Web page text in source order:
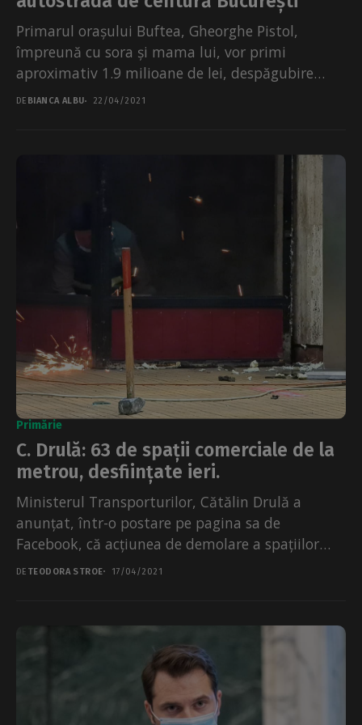
Primarul orașului Buftea, Gheorghe Pistol,
împreună cu sora și mama lui, vor primi
aproximativ 1.9 milioane de lei, despăgubire
pentru terenurile pe care...
DE BIANCA ALBU 22/04/2021
Primărie
C. Drulă: 63 de spații comerciale de la
metrou, desființate ieri.
Ministerul Transporturilor, Cătălin Drulă a
anunțat, într-o postare pe pagina sa de
Facebook, că acțiunea de demolare a spațiilor
ilegale de la metroul...
DE TEODORA STROE 17/04/2021